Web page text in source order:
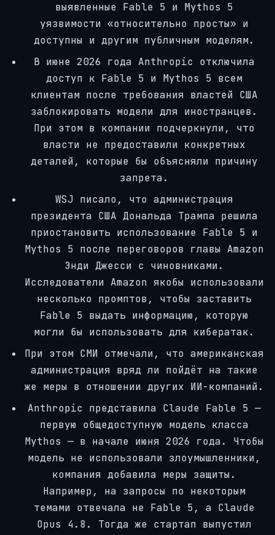
выявленные Fable 5 и Mythos 5
уязвимости «относительно просты» и
доступны и другим публичным моделям.
В июне 2026 года Anthropic отключила
доступ к Fable 5 и Mythos 5 всем
клиентам после требования властей США
заблокировать модели для иностранцев.
При этом в компании подчеркнули, что
власти не предоставили конкретных
деталей, которые бы объясняли причину
запрета.
WSJ писало, что администрация
президента США Дональда Трампа решила
приостановить использование Fable 5 и
Mythos 5 после переговоров главы Amazon
Энди Джесси с чиновниками.
Исследователи Amazon якобы использовали
несколько промптов, чтобы заставить
Fable 5 выдать информацию, которую
могли бы использовать для кибератак.
При этом СМИ отмечали, что американская
администрация вряд ли пойдёт на такие
же меры в отношении других ИИ-компаний.
Anthropic представила Claude Fable 5 —
первую общедоступную модель класса
Mythos — в начале июня 2026 года. Чтобы
модель не использовали злоумышленники,
компания добавила меры защиты.
Например, на запросы по некоторым
темами отвечала не Fable 5, а Claude
Opus 4.8. Тогда же стартап выпустил